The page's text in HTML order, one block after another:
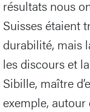
résultats nous
Suisses étaient
durabilité, mais
les discours et
Sibille, maître
exemple, autour